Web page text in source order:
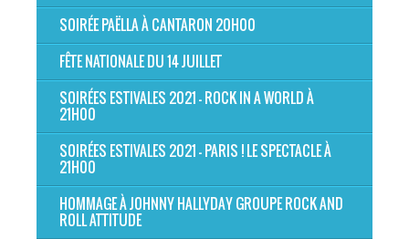
SOIRÉE PAËLLA À CANTARON 20H00
FÊTE NATIONALE DU 14 JUILLET
SOIRÉES ESTIVALES 2021 - ROCK IN A WORLD À
21H00
SOIRÉES ESTIVALES 2021 - PARIS ! LE SPECTACLE À
21H00
HOMMAGE À JOHNNY HALLYDAY GROUPE ROCK AND
ROLL ATTITUDE